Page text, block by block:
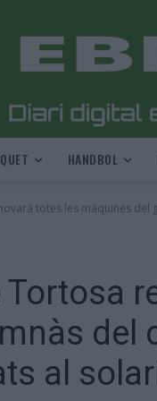
HANDBOL
totes les màquines del
Tortosa
del
al